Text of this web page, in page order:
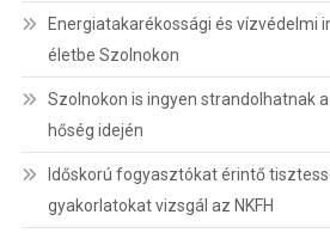
Energiatakarékossági és vízvédelmi
életbe Szolnokon
Szolnokon is ingyen strandolhatnak
hőség idején
Időskorú fogyasztókat érintő
gyakorlatokat vizsgál az NKFH